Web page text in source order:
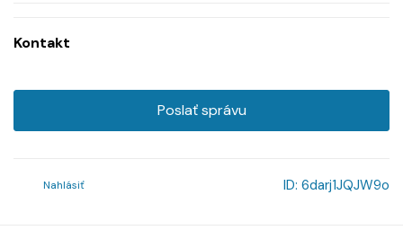
Kontakt
Poslať správu
Nahlásiť ID: 6darj1JQJW9o